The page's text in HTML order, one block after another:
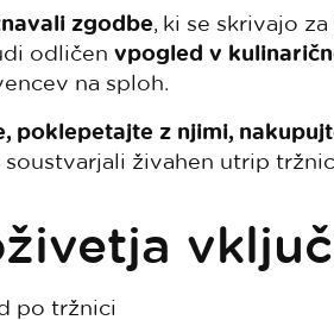
zgodbe, ki se skrivajo
odličen vpogled v
na sploh.
poklepetajte z njimi,
živahen utrip
po tržnici